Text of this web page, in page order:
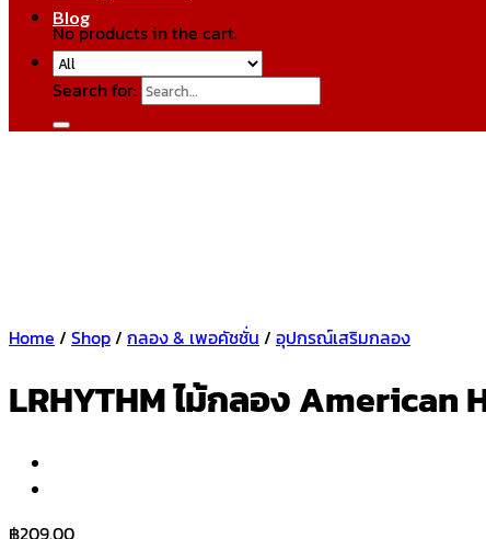
No products in the cart.
Blog
Search for:
Home / Shop/ กลอง & เพอคัชชั่น / อุปกรณ์เสริมกลอง
LRHYTHM ไม้กลอง
฿209.00